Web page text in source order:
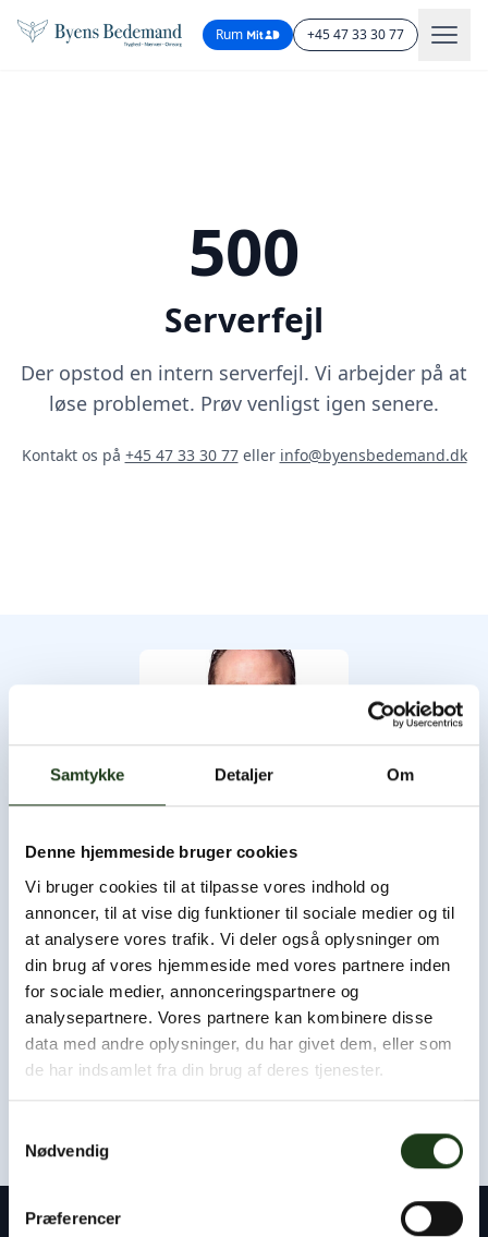
Samtykke Detaljer Om
Denne hjemmeside bruger cookies
Vi bruger cookies til at tilpasse vores indhold og
annoncer, til at vise dig funktioner til sociale medier og til
at analysere vores trafik. Vi deler også oplysninger om
din brug af vores hjemmeside med vores partnere inden
for sociale medier, annonceringspartnere og
analysepartnere. Vores partnere kan kombinere disse
data med andre oplysninger, du har givet dem, eller som
de har indsamlet fra din brug af deres tjenester.
Nødvendig
Præferencer
Rum +45 47 33 30 77
500
Serverfejl
Der opstod en intern serverfejl. Vi arbejder på at
løse problemet. Prøv venligst igen senere.
Kontakt os på +45 47 33 30 77eller info@byensbedemand.dk
Byens Bedemand
Byens Bedemand har åbent hele døgnet, og du er altid
velkommen til at ringe og høre nærmere.
Som udgangspunkt kan vi være hos jer eller i afdødes
hjem inden for få timer.
Kontakt os døgnet rundt